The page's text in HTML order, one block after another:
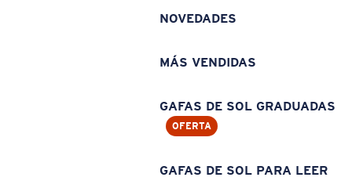
NOVEDADES
MÁS VENDIDAS
GAFAS DE SOL GRADUADAS
OFERTA
GAFAS DE SOL PARA LEER